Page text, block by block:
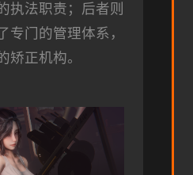
执法职责；后者则
专门的管理体系，
矫正机构。